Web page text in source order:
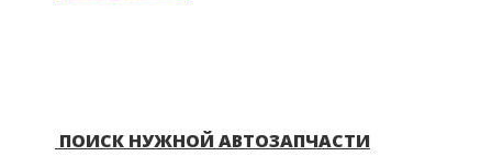
ПОИСК НУЖНОЙ АВТОЗАПЧАСТИ